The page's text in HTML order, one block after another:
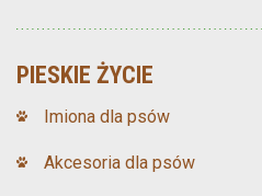
PIESKIE ŻYCIE
Imiona dla psów
Akcesoria dla psów